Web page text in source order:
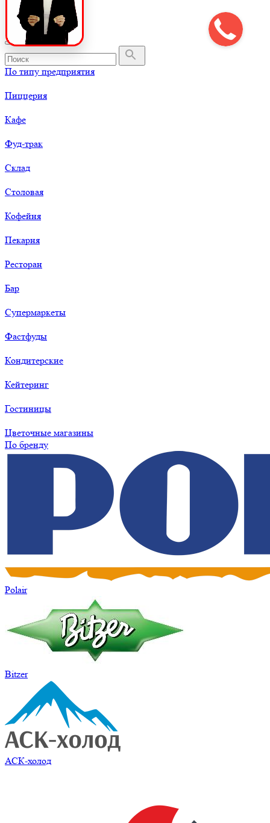
По типу предприятия
Пиццерия
Кафе
Фуд-трак
Склад
Столовая
Кофейня
Пекарня
Ресторан
Бар
Супермаркеты
Фастфуды
Кондитерские
Кейтеринг
Гостиницы
Цветочные магазины
По бренду
Polair
Bitzer
АСК-холод